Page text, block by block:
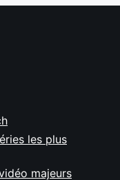
les plus
majeurs